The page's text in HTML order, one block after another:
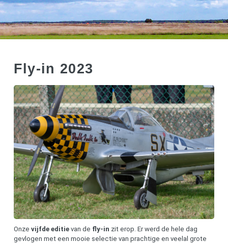
Fly-in 2023
Onze vijfde editievan de fly-in zit erop. Er werd de hele dag
gevlogen met een mooie selectie van prachtige en veelal grote